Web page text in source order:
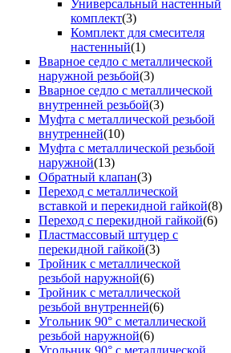
Универсальный настенный
комплект(3)
Комплект для смесителя
настенный(1)
Вварное седло с металлической
наружной резьбой(3)
Вварное седло с металлической
внутренней резьбой(3)
Муфта с металлической резьбой
внутренней(10)
Муфта с металлической резьбой
наружной(13)
Обратный клапан(3)
Переход с металлической
вставкой и перекидной гайкой(8)
Переход с перекидной гайкой(6)
Пластмассовый штуцер с
перекидной гайкой(3)
Тройник с металлической
резьбой наружной(6)
Тройник с металлической
резьбой внутренней(6)
Угольник 90° с металлической
резьбой наружной(6)
Угольник 90° с металлической